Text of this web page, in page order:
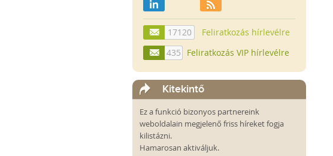
17120
Feliratkozás hírlevélre
435
Feliratkozás VIP hírlevélre
Kitekintő
Ez a funkció bizonyos partnereink
weboldalain megjelenő friss híreket fogja
kilistázni.
Hamarosan aktiváljuk.